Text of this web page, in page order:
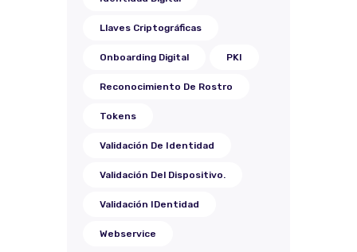
Llaves Criptográficas
Onboarding Digital PKI
Reconocimiento De Rostro
Tokens
Validación De Identidad
Validación Del Dispositivo.
Validación IDentidad
Webservice